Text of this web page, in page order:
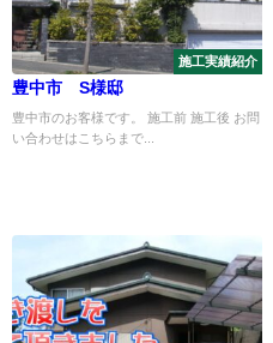
施工実績紹介
豊中市 S様邸
豊中市のお客様です。 施工前 施工後 お問
い合わせはこちらまで...